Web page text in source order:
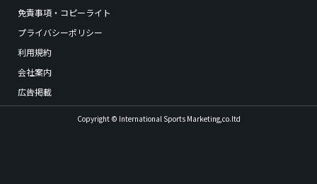
免責事項・コピーライト
プライバシーポリシー
利用規約
会社案内
広告掲載
Copyright © International Sports Marketing,co.ltd